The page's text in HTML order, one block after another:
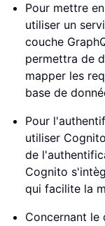
Pour mettre
utiliser un
couche
permettra de
mapper les
base de
Pour
utiliser
de
Cognito
qui facilite la
Concernant